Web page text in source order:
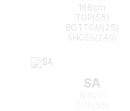
166cm
TOP(55)
BOTTOM(25)
SA